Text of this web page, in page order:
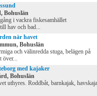
Bohuslän
i vackra fiskesamhället
hav och bad...
när havet
Bohuslän
och välinredda stuga, belägen på
över...
med kajaker
Bohuslän
uthyres. Roddbåt, barnkajak,